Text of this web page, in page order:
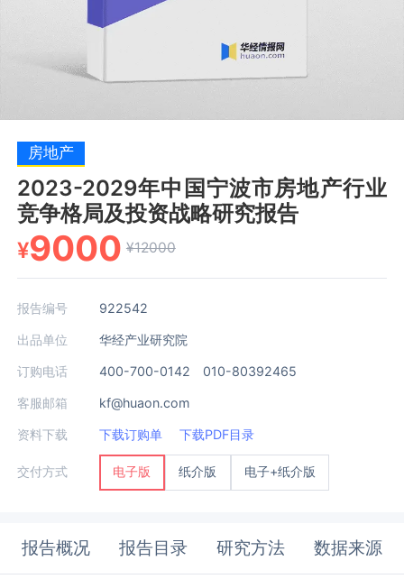
房地产
2023-2029年中国宁波市房地产行业
竞争格局及投资战略研究报告
¥9000 ¥12000
报告编号 922542
出品单位 华经产业研究院
订购电话 400-700-0142 010-80392465
客服邮箱 kf@huaon.com
资料下载 下载订购单 下载PDF目录
交付方式 电子版 纸介版 电子+纸介版
报告概况 报告目录 研究方法 数据来源